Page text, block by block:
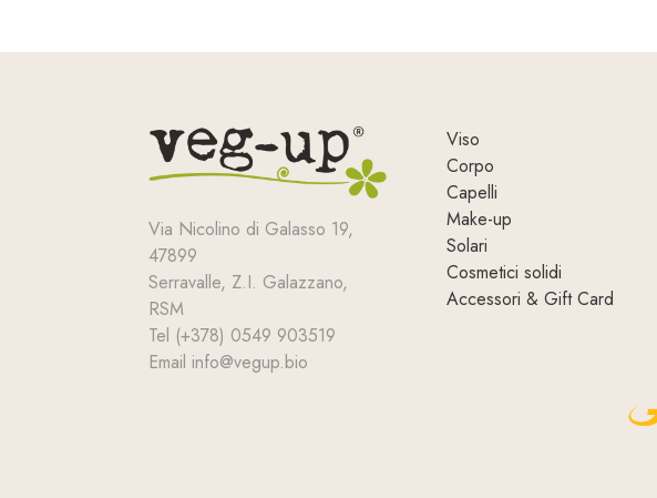
Via Nicolino di Galasso 19,
47899
Serravalle, Z.I. Galazzano,
RSM
Tel (+378) 0549 903519
Email info@vegup.bio
Viso
Corpo
Capelli
Make-up
Solari
Cosmetici solidi
Accessori & Gift Card